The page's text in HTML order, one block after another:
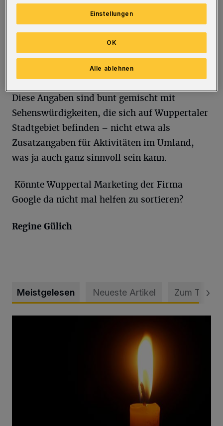
Künste (Solingen), Heilenbecke Talsperre,
Deutsches Werkzeugmuseum (Remscheid),
Ennepe-Talsperre, Haus Martfeld (Schwelm),
Itterbach, Tunnel Schee, Stadtpark in
Remscheid und vieles andere mehr.
Diese Angaben sind bunt gemischt mit
Sehenswürdigkeiten, die sich auf Wuppertaler
Stadtgebiet befinden – nicht etwa als
Zusatzangaben für Aktivitäten im Umland,
was ja auch ganz sinnvoll sein kann.
Könnte Wuppertal Marketing der Firma
Google da nicht mal helfen zu sortieren?
Regine Gülich
Meistgelesen Neueste Artikel Zum Thema
Einstellungen
Alle ablehnen
OK